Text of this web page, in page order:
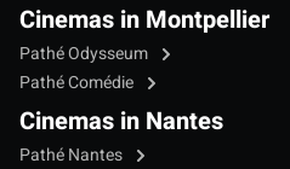
Cinemas in Montpellier
Pathé Odysseum
Pathé Comédie
Cinemas in Nantes
Pathé Nantes